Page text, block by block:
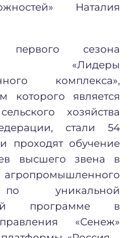
Наталия
первого сезона
«Лидеры
комплекса»,
которого является
хозяйства
стали 54
проходят обучение
высшего звена в
уникальной
программе в
«Сенеж»